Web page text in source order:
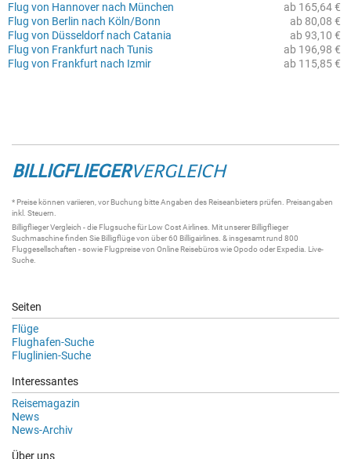
ab 165,64 €
Flug von Hannover nach München
ab 80,08 €
Flug von Berlin nach Köln/Bonn
ab 93,10 €
Flug von Düsseldorf nach Catania
ab 196,98 €
Flug von Frankfurt nach Tunis
ab 115,85 €
Flug von Frankfurt nach Izmir
BILLIGFLIEGERVERGLEICH
* Preise können variieren, vor Buchung bitte Angaben des Reiseanbieters prüfen. Preisangaben
inkl. Steuern.
BilligfliegerVergleich - die Flugsuchefür Low Cost Airlines. Mit unsererBilligflieger
Suchmaschinefinden Sie Billigflügevon über 60 Billigairlines . & insgesamt rund 800
Fluggesellschaften - sowie Flugpreise von Online Reisebüros wie Opodo oder Expedia. Live-
Suche
Seiten
Flüge
Flughafen-Suche
Fluglinien-Suche
Interessantes
Reisemagazin
News
News-Archiv
Über uns